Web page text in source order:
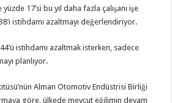
17’si bu yıl daha fazla çalışanı işe
istihdamı azaltmayı değerlendiriyor.
istihdamı azaltmak isterken, sadece
planlıyor.
Alman Otomotiv Endüstrisi Birliği
göre, ülkede mevcut eğilimin devam